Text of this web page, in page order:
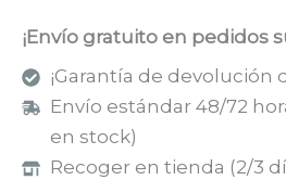
¡Envío gratuito en pedidos
¡Garantía de devolución
Envío estándar 48/72
en stock)
Recoger en tienda (2/3